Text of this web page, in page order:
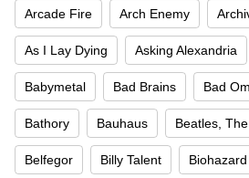
Arcade Fire Arch Enemy
As I Lay Dying Asking Alexandria
Babymetal Bad Brains Bad
Bathory Bauhaus Beatles, The
Belfegor Billy Talent Biohazard